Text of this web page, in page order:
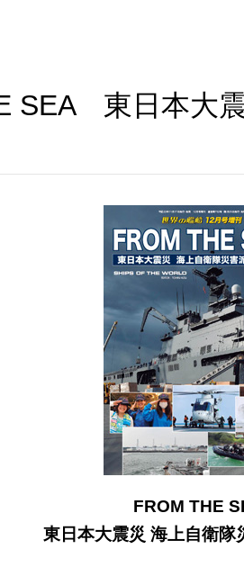
FROM THE
東日本大震災 海上自衛隊